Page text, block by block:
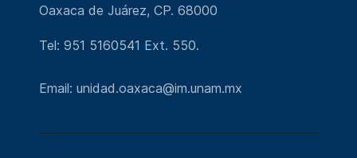
Oaxaca de Juárez, CP. 68000
Tel: 951 5160541 Ext. 550.
Email: unidad.oaxaca@im.unam.mx